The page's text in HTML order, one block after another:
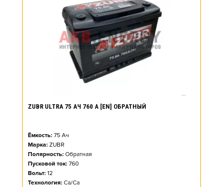
ZUBR ULTRA 75 АЧ 760 А [EN] ОБРАТНЫЙ
Ёмкость: 75 Ач
Марка: ZUBR
Полярность: Обратная
Пусковой ток: 760
Вольт: 12
Технология: Ca/Ca